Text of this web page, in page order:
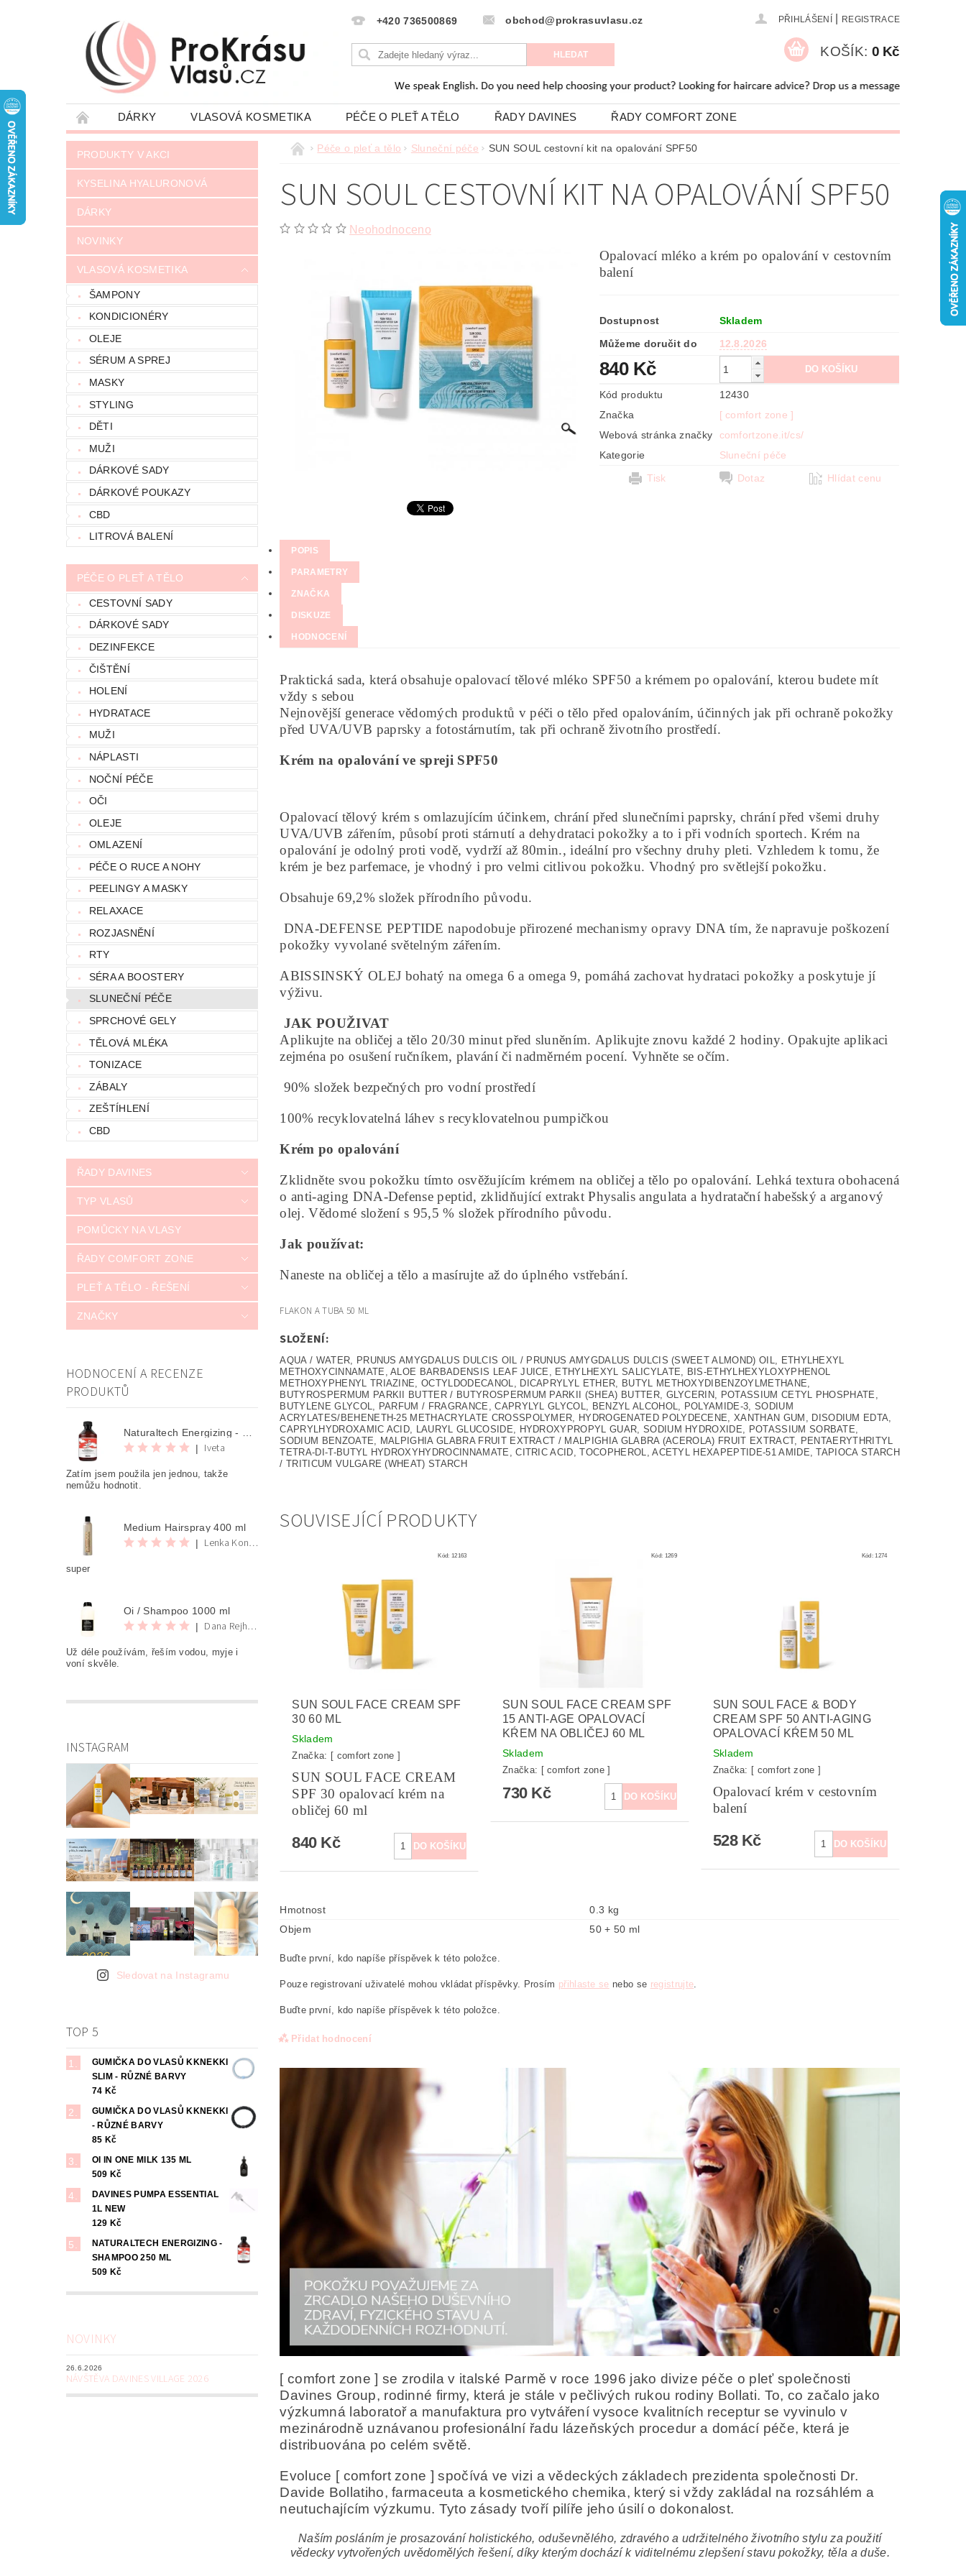
+420 736500869 obchod@prokrasuvlasu.cz PŘIHLÁŠENÍ REGISTRACE
KOŠÍK: 0 Kč
DÁRKY VLASOVÁ KOSMETIKA PÉČE O PLEŤ A TĚLO ŘADY DAVINES ŘADY COMFORT ZONE
JAK NAKUPOVAT VRÁCENÍ ZÁSILKY HODNOCENÍ OBCHODU VLASOVÁ PORADNA O NÁS
NAPIŠTE NÁM OBCHODNÍ PODMÍNKY
PRODUKTY V AKCI
KYSELINA HYALURONOVÁ
DÁRKY
NOVINKY
VLASOVÁ KOSMETIKA
ŠAMPONY
KONDICIONÉRY
OLEJE
SÉRUM A SPREJ
MASKY
STYLING
DĚTI
MUŽI
DÁRKOVÉ SADY
DÁRKOVÉ POUKAZY
CBD
LITROVÁ BALENÍ
PÉČE O PLEŤ A TĚLO
CESTOVNÍ SADY
DÁRKOVÉ SADY
DEZINFEKCE
ČIŠTĚNÍ
HOLENÍ
HYDRATACE
MUŽI
NÁPLASTI
NOČNÍ PÉČE
OČI
OLEJE
OMLAZENÍ
PÉČE O RUCE A NOHY
PEELINGY A MASKY
RELAXACE
ROZJASNĚNÍ
RTY
SÉRA A BOOSTERY
SLUNEČNÍ PÉČE
SPRCHOVÉ GELY
TĚLOVÁ MLÉKA
TONIZACE
ZÁBALY
ZEŠTÍHLENÍ
CBD
ŘADY DAVINES
TYP VLASŮ
POMŮCKY NA VLASY
ŘADY COMFORT ZONE
PLEŤ A TĚLO - ŘEŠENÍ
ZNAČKY
HODNOCENÍ A RECENZE
PRODUKTŮ
Naturaltech Energizing - Shampoo 250 ml
|
Iveta
Zatím jsem použila jen jednou, takže
nemůžu hodnotit.
Medium Hairspray 400 ml
|
Lenka Konvalinova
super
Oi / Shampoo 1000 ml
|
Dana Rejhová
Už déle používám, řeším vodou, myje i
voní skvěle.
INSTAGRAM
Sledovat na Instagramu
TOP 5
GUMIČKA DO VLASŮ KKNEKKI
SLIM - RŮZNÉ BARVY
74 Kč
GUMIČKA DO VLASŮ KKNEKKI
- RŮZNÉ BARVY
85 Kč
OI IN ONE MILK 135 ML
509 Kč
DAVINES PUMPA ESSENTIAL
1L NEW
129 Kč
NATURALTECH ENERGIZING -
SHAMPOO 250 ML
509 Kč
NOVINKY
26.6.2026
NÁVŠTĚVA DAVINES VILLAGE 2026
Péče o pleť a tělo Sluneční péče SUN SOUL cestovní kit na opalování SPF50
SUN SOUL CESTOVNÍ KIT NA OPALOVÁNÍ SPF50
Neohodnoceno
Opalovací mléko a krém po opalování v cestovním
balení
Dostupnost
Skladem
Můžeme doručit do
12.8.2026
840 Kč
Kód produktu
12430
Značka
[ comfort zone ]
Webová stránka značky
comfortzone.it/cs/
Kategorie
Sluneční péče
Tisk
Dotaz Hlídat cenu
POPIS
PARAMETRY
ZNAČKA
DISKUZE
HODNOCENÍ
Praktická sada, která obsahuje opalovací tělové mléko SPF50 a krémem po opalování, kterou budete mít
vždy s sebou
Nejnovější generace vědomých produktů v péči o tělo před opalováním, účinných jak při ochraně pokožky
před UVA/UVB paprsky a fotostárnutím, tak při ochraně životního prostředí.
Krém na opalování ve spreji SPF50
Opalovací tělový krém s omlazujícím účinkem, chrání před slunečními paprsky, chrání před všemi druhy
UVA/UVB zářením, působí proti stárnutí a dehydrataci pokožky a to i při vodních sportech. Krém na
opalování je odolný proti vodě, vydrží až 80min., ideální pro všechny druhy pleti. Vzhledem k tomu, že
krém je bez parfemace, je vhodný i pro velmi citlivou pokožku. Vhodný pro světlejší pokožku.
Obsahuje 69,2% složek přírodního původu.
DNA-DEFENSE PEPTIDE napodobuje přirozené mechanismy opravy DNA tím, že napravuje poškození
pokožky vyvolané světelným zářením.
ABISSINSKÝ OLEJ bohatý na omega 6 a omega 9, pomáhá zachovat hydrataci pokožky a poskytuje jí
výživu.
JAK POUŽIVAT
Aplikujte na obličej a tělo 20/30 minut před sluněním. Aplikujte znovu každé 2 hodiny. Opakujte aplikaci
zejména po osušení ručníkem, plavání či nadměrném pocení. Vyhněte se očím.
90% složek bezpečných pro vodní prostředí
100% recyklovatelná láhev s recyklovatelnou pumpičkou
Krém po opalování
Zklidněte svou pokožku tímto osvěžujícím krémem na obličej a tělo po opalování. Lehká textura obohacená
o anti-aging DNA-Defense peptid, zklidňující extrakt Physalis angulata a hydratační habešský a arganový
olej. Vědomé složení s 95,5 % složek přírodního původu.
Jak používat:
Naneste na obličej a tělo a masírujte až do úplného vstřebání.
FLAKON A TUBA 50 ML
SLOŽENÍ:
AQUA / WATER, PRUNUS AMYGDALUS DULCIS OIL / PRUNUS AMYGDALUS DULCIS (SWEET ALMOND) OIL, ETHYLHEXYL
METHOXYCINNAMATE, ALOE BARBADENSIS LEAF JUICE, ETHYLHEXYL SALICYLATE, BIS-ETHYLHEXYLOXYPHENOL
METHOXYPHENYL TRIAZINE, OCTYLDODECANOL, DICAPRYLYL ETHER, BUTYL METHOXYDIBENZOYLMETHANE,
BUTYROSPERMUM PARKII BUTTER / BUTYROSPERMUM PARKII (SHEA) BUTTER, GLYCERIN, POTASSIUM CETYL PHOSPHATE,
BUTYLENE GLYCOL, PARFUM / FRAGRANCE, CAPRYLYL GLYCOL, BENZYL ALCOHOL, POLYAMIDE-3, SODIUM
ACRYLATES/BEHENETH-25 METHACRYLATE CROSSPOLYMER, HYDROGENATED POLYDECENE, XANTHAN GUM, DISODIUM EDTA,
CAPRYLHYDROXAMIC ACID, LAURYL GLUCOSIDE, HYDROXYPROPYL GUAR, SODIUM HYDROXIDE, POTASSIUM SORBATE,
SODIUM BENZOATE, MALPIGHIA GLABRA FRUIT EXTRACT / MALPIGHIA GLABRA (ACEROLA) FRUIT EXTRACT, PENTAERYTHRITYL
TETRA-DI-T-BUTYL HYDROXYHYDROCINNAMATE, CITRIC ACID, TOCOPHEROL, ACETYL HEXAPEPTIDE-51 AMIDE, TAPIOCA STARCH
/ TRITICUM VULGARE (WHEAT) STARCH
SOUVISEJÍCÍ PRODUKTY
Kód: 12163
SUN SOUL FACE CREAM SPF
30 60 ML
Skladem
Značka: [ comfort zone ]
SUN SOUL FACE CREAM
SPF 30 opalovací krém na
obličej 60 ml
840 Kč
Kód: 1269
SUN SOUL FACE CREAM SPF
15 ANTI-AGE OPALOVACÍ
KŔEM NA OBLIČEJ 60 ML
Skladem
Značka: [ comfort zone ]
730 Kč
Kód:1274
SUN SOUL FACE & BODY
CREAM SPF 50 ANTI-AGING
OPALOVACÍ KŔEM 50 ML
Skladem
Značka: [ comfort zone ]
Opalovací krém v cestovním
balení
528 Kč
Hmotnost
0.3 kg
Objem
50 + 50 ml
Buďte první, kdo napíše příspěvek k této položce.
Pouze registrovaní uživatelé mohou vkládat příspěvky. Prosím přihlaste se nebo se registrujte.
Buďte první, kdo napíše příspěvek k této položce.
Přidat hodnocení
Odesláním formuláře/objednávky vyjadřujete souhlas se zpracováním osobních údajů v souladu sdefinicí ochrany
osobních údajů.
[ comfort zone ] se zrodila v italské Parmě v roce 1996 jako divize péče o pleť společnosti
Davines Group, rodinné firmy, která je stále v pečlivých rukou rodiny Bollati. To, co začalo jako
výzkumná laboratoř a manufaktura pro vytváření vysoce kvalitních receptur se vyvinulo v
mezinárodně uznávanou profesionální řadu lázeňských procedur a domácí péče, která je
distribuována po celém světě.
Evoluce [ comfort zone ] spočívá ve vizi a vědeckých základech prezidenta společnosti Dr.
Davide Bollatiho, farmaceuta a kosmetického chemika, který si vždy zakládal na rozsáhlém a
neutuchajícím výzkumu. Tyto zásady tvoří pilíře jeho úsilí o dokonalost.
Naším posláním je prosazování holistického, oduševnělého, zdravého a udržitelného životního stylu za použití
vědecky vytvořených uvědomělých řešení, díky kterým dochází k viditelnému zlepšení stavu pokožky, těla a duše.